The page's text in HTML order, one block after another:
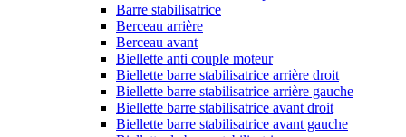
Barre stabilisatrice
Berceau arrière
Berceau avant
Biellette anti couple moteur
Biellette barre stabilisatrice arrière droit
Biellette barre stabilisatrice arrière gauche
Biellette barre stabilisatrice avant droit
Biellette barre stabilisatrice avant gauche